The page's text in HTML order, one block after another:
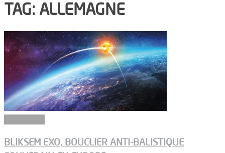
TAG: ALLEMAGNE
BLIKSEM EXO, BOUCLIER ANTI-BALISTIQUE